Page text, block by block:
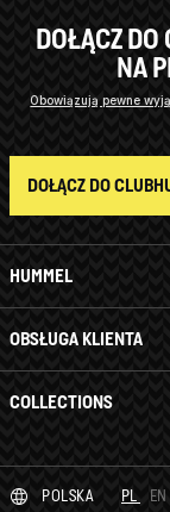
HUMMEL
OBSŁUGA KLIENTA
COLLECTIONS
DOŁĄCZ DO
NA
Obowiązują pewne
DOŁĄCZ DO
POLSKA PL EN